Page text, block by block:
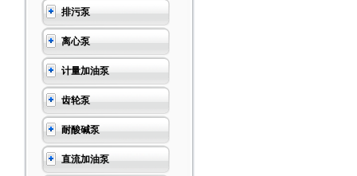
排污泵
离心泵
计量加油泵
齿轮泵
耐酸碱泵
直流加油泵